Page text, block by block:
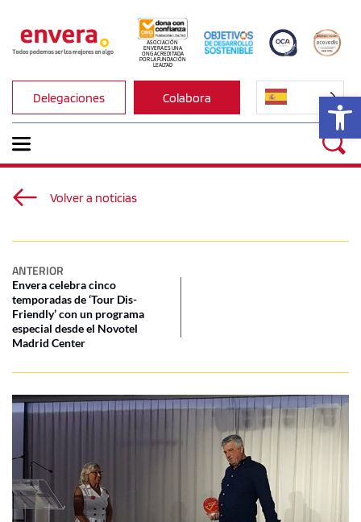
ASOCIACIÓN
ENVERA ES UNA
ONG ACREDITADA
POR LA FUNDACIÓN
LEALTAD
Delegaciones Colabora
Volver a noticias
ANTERIOR
Envera celebra cinco
temporadas de ‘Tour Dis-
Friendly’ con un programa
especial desde el Novotel
Madrid Center